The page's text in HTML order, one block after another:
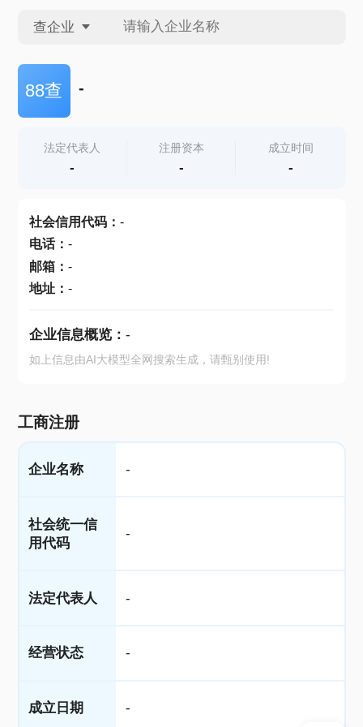
查企业
查企业
查产地
88查 -
法定代表人
-
注册资本
-
成立时间
-
社会信用代码： -
电话： -
邮箱： -
地址： -
企业信息概览： -
如上信息由AI大模型全网搜索生成，请甄别使用!
工商注册
企业名称 -
社会统一信
用代码
-
法定代表人 -
经营状态 -
成立日期 -